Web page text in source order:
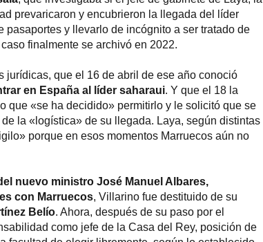
prevaricaron y encubrieron la llegada del líder
pasaportes y llevarlo de incógnito a ser tratado de
finalmente se archivó en 2022.
jurídicas, que el 16 de abril de ese año conoció
en España al líder saharaui. Y que el 18 la
que «se ha decidido» permitirlo y le solicitó que se
la «logística» de su llegada. Laya, según distintas
porque en esos momentos Marruecos aún no
nuevo ministro José Manuel Albares,
con Marruecos, Villarino fue destituido de su
Belío. Ahora, después de su paso por el
como jefe de la Casa del Rey, posición de